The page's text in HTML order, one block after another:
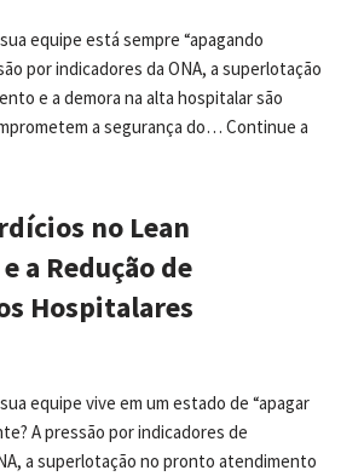
equipe está sempre “apagando
por indicadores da ONA, a superlotação
e a demora na alta hospitalar são
a segurança do… Continue a
no Lean
a Redução de
Hospitalares
equipe vive em um estado de “apagar
A pressão por indicadores de
a superlotação no pronto atendimento